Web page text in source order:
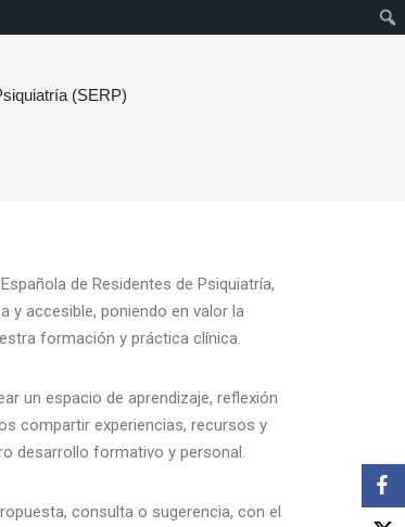
(SERP)
de Residentes de Psiquiatría,
y accesible, poniendo en valor la
formación y práctica clínica.
un espacio de aprendizaje, reflexión
compartir experiencias, recursos y
desarrollo formativo y personal.
consulta o sugerencia, con el